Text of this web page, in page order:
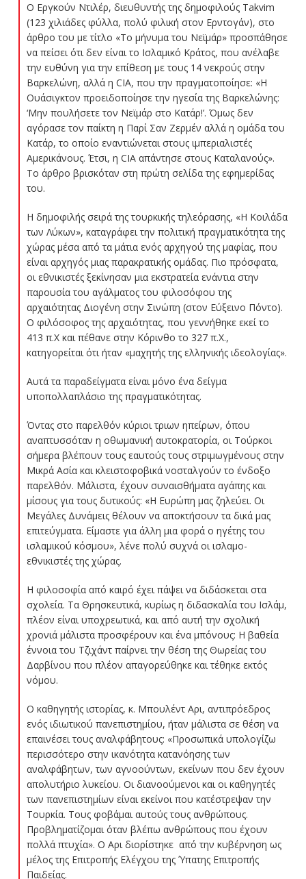
Ο Εργκούν Ντιλέρ, διευθυντής της δημοφιλούς Takvim
(123 χιλιάδες φύλλα, πολύ φιλική στον Ερντογάν), στο
άρθρο του με τίτλο «Το μήνυμα του Νεϊμάρ» προσπάθησε
να πείσει ότι δεν είναι το Ισλαμικό Κράτος, που ανέλαβε
την ευθύνη για την επίθεση με τους 14 νεκρούς στην
Βαρκελώνη, αλλά η CIA, που την πραγματοποίησε: «Η
Ουάσιγκτον προειδοποίησε την ηγεσία της Βαρκελώνης:
‘Μην πουλήσετε τον Νεϊμάρ στο Κατάρ!’. Όμως δεν
αγόρασε τον παίκτη η Παρί Σαν Ζερμέν αλλά η ομάδα του
Κατάρ, το οποίο εναντιώνεται στους ιμπεριαλιστές
Αμερικάνους. Έτσι, η CIA απάντησε στους Καταλανούς».
Το άρθρο βρισκόταν στη πρώτη σελίδα της εφημερίδας
του.
Η δημοφιλής σειρά της τουρκικής τηλεόρασης, «Η Κοιλάδα
των Λύκων», καταγράφει την πολιτική πραγματικότητα της
χώρας μέσα από τα μάτια ενός αρχηγού της μαφίας, που
είναι αρχηγός μιας παρακρατικής ομάδας. Πιο πρόσφατα,
οι εθνικιστές ξεκίνησαν μια εκστρατεία ενάντια στην
παρουσία του αγάλματος του φιλοσόφου της
αρχαιότητας Διογένη στην Σινώπη (στον Εύξεινο Πόντο).
Ο φιλόσοφος της αρχαιότητας, που γεννήθηκε εκεί το
413 π.Χ και πέθανε στην Κόρινθο το 327 π.Χ.,
κατηγορείται ότι ήταν «μαχητής της ελληνικής ιδεολογίας».
Αυτά τα παραδείγματα είναι μόνο ένα δείγμα
υποπολλαπλάσιο της πραγματικότητας.
Όντας στο παρελθόν κύριοι τριων ηπείρων, όπου
αναπτυσσόταν η οθωμανική αυτοκρατορία, οι Τούρκοι
σήμερα βλέπουν τους εαυτούς τους στριμωγμένους στην
Μικρά Ασία και κλειστοφοβικά νοσταλγούν το ένδοξο
παρελθόν. Μάλιστα, έχουν συναισθήματα αγάπης και
μίσους για τους δυτικούς: «Η Ευρώπη μας ζηλεύει. Οι
Μεγάλες Δυνάμεις θέλουν να αποκτήσουν τα δικά μας
επιτεύγματα. Είμαστε για άλλη μια φορά ο ηγέτης του
ισλαμικού κόσμου», λένε πολύ συχνά οι ισλαμο-
εθνικιστές της χώρας.
Η φιλοσοφία από καιρό έχει πάψει να διδάσκεται στα
σχολεία. Τα Θρησκευτικά, κυρίως η διδασκαλία του Ισλάμ,
πλέον είναι υποχρεωτικά, και από αυτή την σχολική
χρονιά μάλιστα προσφέρουν και ένα μπόνους: Η βαθεία
έννοια του Τζιχάντ παίρνει την θέση της Θωρείας του
Δαρβίνου που πλέον απαγορεύθηκε και τέθηκε εκτός
νόμου.
Ο καθηγητής ιστορίας, κ. Μπουλέντ Αρι, αντιπρόεδρος
ενός ιδιωτικού πανεπιστημίου, ήταν μάλιστα σε θέση να
επαινέσει τους αναλφάβητους: «Προσωπικά υπολογίζω
περισσότερο στην ικανότητα κατανόησης των
αναλφάβητων, των αγνοούντων, εκείνων που δεν έχουν
απολυτήριο λυκείου. Οι διανοούμενοι και οι καθηγητές
των πανεπιστημίων είναι εκείνοι που κατέστρεψαν την
Τουρκία. Τους φοβάμαι αυτούς τους ανθρώπους.
Προβληματίζομαι όταν βλέπω ανθρώπους που έχουν
πολλά πτυχία». Ο Αρι διορίστηκε από την κυβέρνηση ως
μέλος της Επιτροπής Ελέγχου της Ύπατης Επιτροπής
Παιδείας.